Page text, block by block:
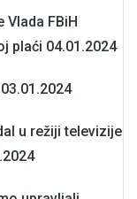
Vlada FBiH
plaći 04.01.2024
03.01.2024
u režiji televizije